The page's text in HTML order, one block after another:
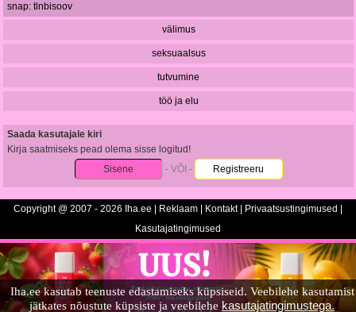
Iha.ee kasutab teenuste edastamiseks küpsiseid. Veebilehe kasutamist
jätkates nõustute küpsiste ja veebilehe kasutajatingimustega.
snap: tlnbisoov
välimus
seksuaalsus
tutvumine
töö ja elu
Saada kasutajale kiri
Kirja saatmiseks pead olema sisse logitud!
Sisene
- VÕI - Registreeru
Copyright @ 2007 - 2026 Iha.ee | Reklaam Kontakt| Privaatsustingimused
Kasutajatingimused